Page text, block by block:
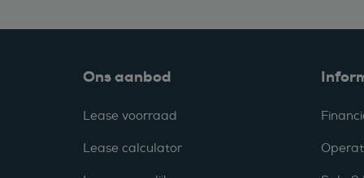
Ons aanbod
Lease voorraad
Lease calculator